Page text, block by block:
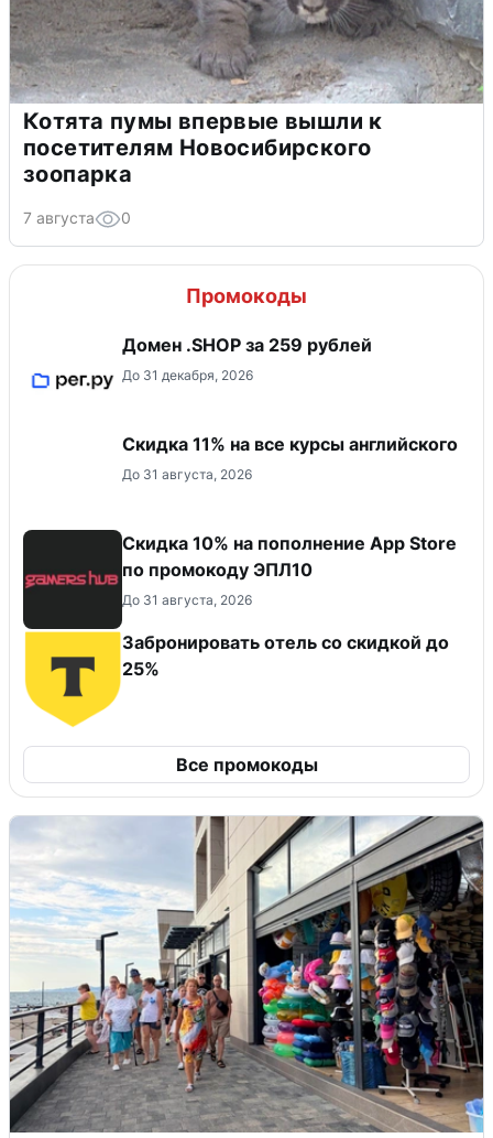
Котята пумы впервые вышли к
посетителям Новосибирского
зоопарка
7 августа 0
Промокоды
Домен .SHOP за 259 рублей
До 31 декабря, 2026
Скидка 11% на все курсы английского
До 31 августа, 2026
Скидка 10% на пополнение App Store
по промокоду ЭПЛ10
До 31 августа, 2026
Забронировать отель со скидкой до
25%
Все промокоды